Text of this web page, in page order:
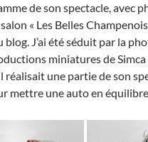
de son spectacle, avec
« Les Belles
blog. J’ai été séduit par la
miniatures de
réalisait une partie de son
mettre une auto en